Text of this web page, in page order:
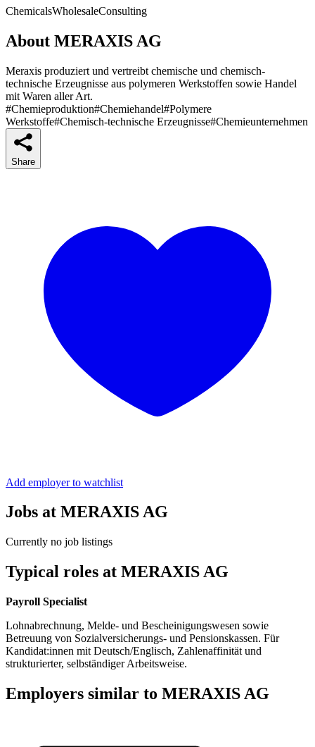
ChemicalsWholesaleConsulting
About MERAXIS AG
Meraxis produziert und vertreibt chemische und chemisch-
technische Erzeugnisse aus polymeren Werkstoffen sowie Handel
mit Waren aller Art.
#Chemieproduktion#Chemiehandel#Polymere
Werkstoffe#Chemisch-technische Erzeugnisse#Chemieunternehmen
Share
Add employer to watchlist
Jobs at MERAXIS AG
Currently no job listings
Typical roles at MERAXIS AG
Payroll Specialist
Lohnabrechnung, Melde- und Bescheinigungswesen sowie
Betreuung von Sozialversicherungs- und Pensionskassen. Für
Kandidat:innen mit Deutsch/Englisch, Zahlenaffinität und
strukturierter, selbständiger Arbeitsweise.
Employers similar to MERAXIS AG